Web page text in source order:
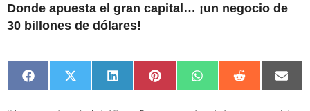
Donde apuesta el gran capital… ¡un negocio de
30 billones de dólares!
Compartir
en
Compartir
en
Compartir
en
Compartir
en
Compartir
en
Compartir
en
en